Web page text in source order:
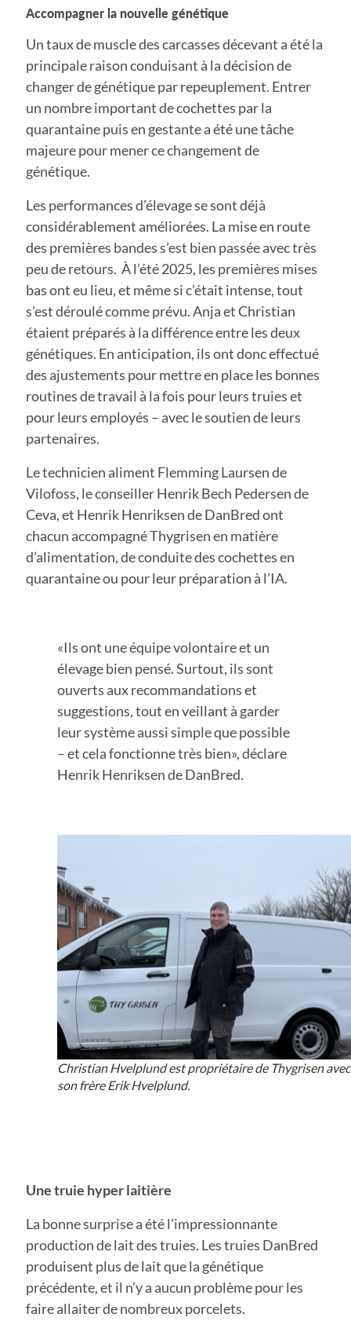
Accompagner la nouvelle génétique
Un taux de muscle des carcasses décevant a été la
principale raison conduisant à la décision de
changer de génétique par repeuplement. Entrer
un nombre important de cochettes par la
quarantaine puis en gestante a été une tâche
majeure pour mener ce changement de
génétique.
Les performances d’élevage se sont déjà
considérablement améliorées. La mise en route
des premières bandes s’est bien passée avec très
peu de retours. À l’été 2025, les premières mises
bas ont eu lieu, et même si c’était intense, tout
s’est déroulé comme prévu. Anja et Christian
étaient préparés à la différence entre les deux
génétiques. En anticipation, ils ont donc effectué
des ajustements pour mettre en place les bonnes
routines de travail à la fois pour leurs truies et
pour leurs employés – avec le soutien de leurs
partenaires.
Le technicien aliment Flemming Laursen de
Vilofoss, le conseiller Henrik Bech Pedersen de
Ceva, et Henrik Henriksen de DanBred ont
chacun accompagné Thygrisen en matière
d’alimentation, de conduite des cochettes en
quarantaine ou pour leur préparation à l’IA.
«Ils ont une équipe volontaire et un
élevage bien pensé. Surtout, ils sont
ouverts aux recommandations et
suggestions, tout en veillant à garder
leur système aussi simple que possible
– et cela fonctionne très bien», déclare
Henrik Henriksen de DanBred.
Christian Hvelplund est propriétaire de Thygrisen avec
son frère Erik Hvelplund.
Une truie hyper laitière
La bonne surprise a été l’impressionnante
production de lait des truies. Les truies DanBred
produisent plus de lait que la génétique
précédente, et il n’y a aucun problème pour les
faire allaiter de nombreux porcelets.